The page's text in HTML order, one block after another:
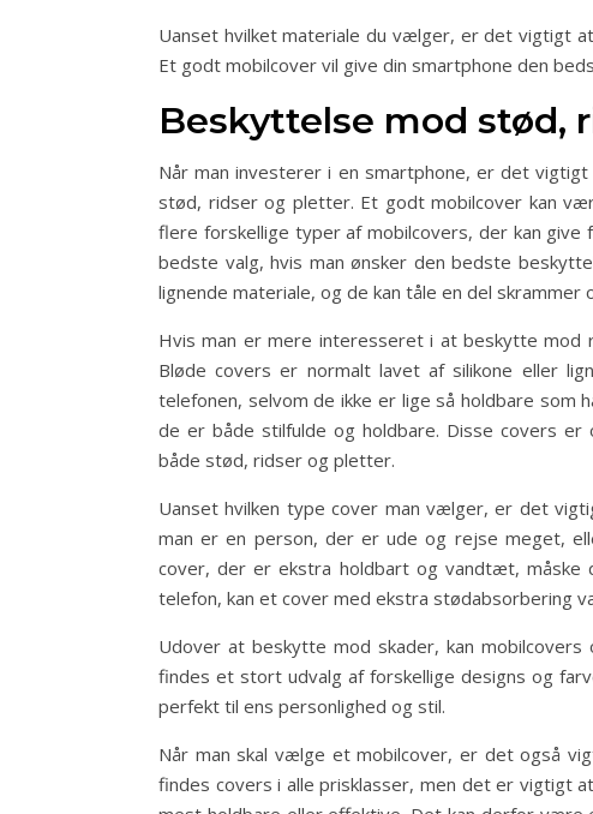
Uanset hvilket materiale du vælger, er det vigtigt
Et godt mobilcover vil give din smartphone den
Beskyttelse mod stød,
Når man investerer i en smartphone, er det
stød, ridser og pletter. Et godt mobilcover kan
flere forskellige typer af mobilcovers, der kan
bedste valg, hvis man ønsker den bedste
lignende materiale, og de kan tåle en del
Hvis man er mere interesseret i at beskytte
Bløde covers er normalt lavet af silikone eller
telefonen, selvom de ikke er lige så holdbare
de er både stilfulde og holdbare. Disse covers
både stød, ridser og pletter.
Uanset hvilken type cover man vælger, er det
man er en person, der er ude og rejse meget,
cover, der er ekstra holdbart og vandtæt,
telefon, kan et cover med ekstra stødabsorbering
Udover at beskytte mod skader, kan
findes et stort udvalg af forskellige designs og
perfekt til ens personlighed og stil.
Når man skal vælge et mobilcover, er det også
findes covers i alle prisklasser, men det er vigtigt